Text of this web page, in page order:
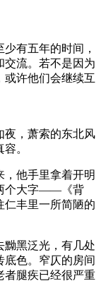
有五年的时间，
交流。若不是因为
或许他们会继续互
夜，萧索的东北风
。
，他手里拿着开明
个大字——《背
仁丰里一所简陋的
黝黑泛光，有几处
底色。窄仄的房间
者腿疾已经很严重